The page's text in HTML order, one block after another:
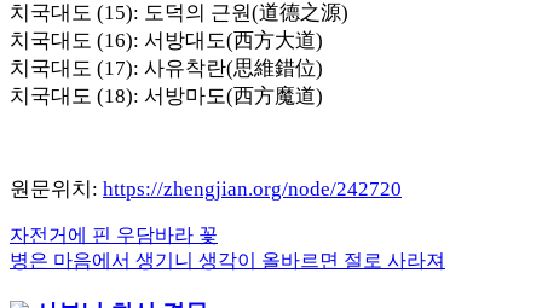
치국대도 (15): 도덕의 근원(道德之源)
치국대도 (16): 서방대도(西方大道)
치국대도 (17): 사유착란(思維錯位)
치국대도 (18): 서방마도(西方魔道)
원문위치: https://zhengjian.org/node/242720
글
내
Previous
Post:
자전거에 핀 우담바라 꽃
Next
병은 마음에서 생기니 생각이 올바르면 절로 사라져